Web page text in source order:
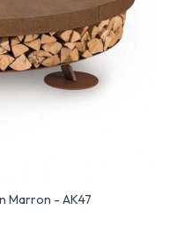
Marron - AK47